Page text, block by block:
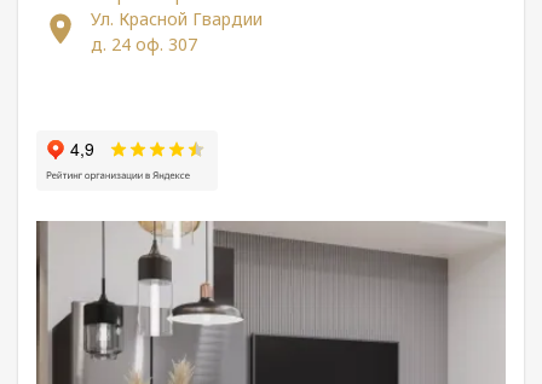
Ул. Красной Гвардии
д. 24 оф. 307